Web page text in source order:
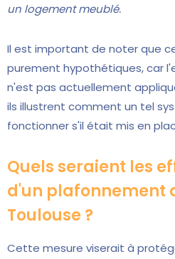
un logement meublé.
Il est important de noter que
purement hypothétiques, car
n'est pas actuellement
ils illustrent comment un tel
fonctionner s'il était mis en
Quels seraient les
d'un plafonnement
Toulouse ?
Cette mesure viserait à